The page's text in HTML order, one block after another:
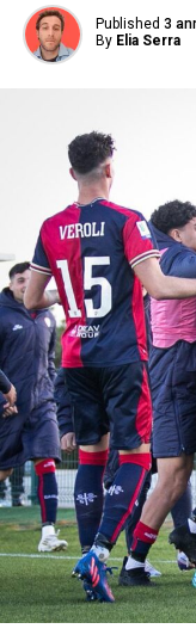
Published 3
By Elia Serra